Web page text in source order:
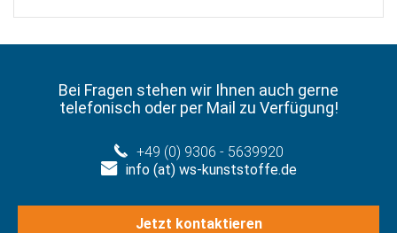
Bei Fragen stehen wir Ihnen auch gerne
telefonisch oder per Mail zu Verfügung!
+49 (0) 9306 - 5639920
info (at) ws-kunststoffe.de
Jetzt kontaktieren